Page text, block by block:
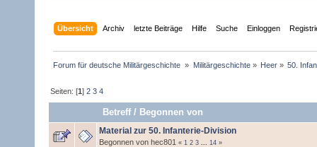
Übersicht Archiv letzte Beiträge Hilfe Suche Einloggen
Forum für deutsche Militärgeschichte » Militärgeschichte» Heer» 50.
Seiten: [1]2 3 4
Betreff/ Begonnen von
Material zur 50. Infanterie-Division
Begonnen von hec801 « 1 2 3 14 »